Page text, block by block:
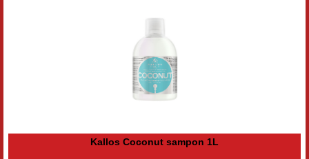
Kallos Coconut sampon 1L